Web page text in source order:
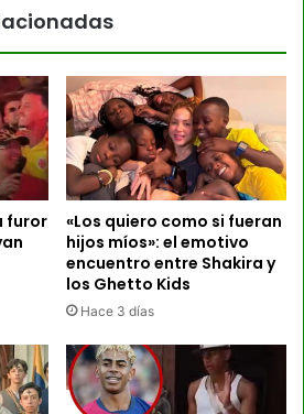
furor
«Los quiero como si fueran
hijos míos»: el emotivo
encuentro entre Shakira y
los Ghetto Kids
Hace 3 días